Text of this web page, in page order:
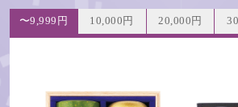
〜9,999円 10,000円 20,000円